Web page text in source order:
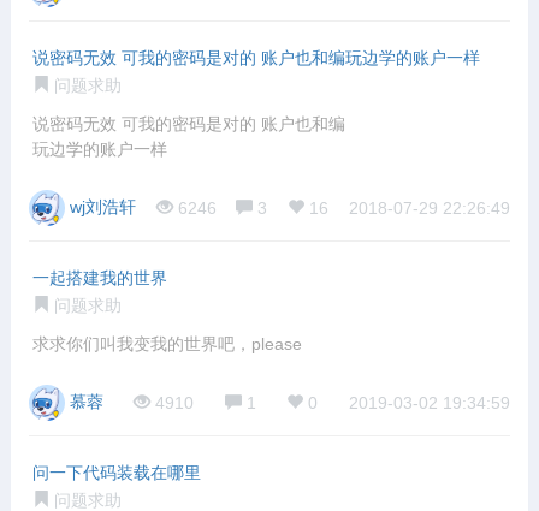
说密码无效 可我的密码是对的 账户也和编玩边学的账户一样
问题求助
说密码无效 可我的密码是对的 账户也和编
玩边学的账户一样
wj刘浩轩 6246 3 16 2018-07-29 22:26:49
一起搭建我的世界
问题求助
求求你们叫我变我的世界吧，please
慕蓉 4910 1 0 2019-03-02 19:34:59
问一下代码装载在哪里
问题求助